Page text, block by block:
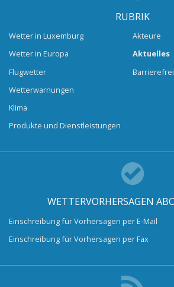
RUBRIK
Wetter in Luxemburg
Wetter in Europa
Flugwetter
Wetterwarnungen
Klima
Produkte und Dienstleistungen
Akteure
Aktuelles
WETTERVORHERSAGEN
Einschreibung für Vorhersagen per E-Mail
Einschreibung für Vorhersagen per Fax